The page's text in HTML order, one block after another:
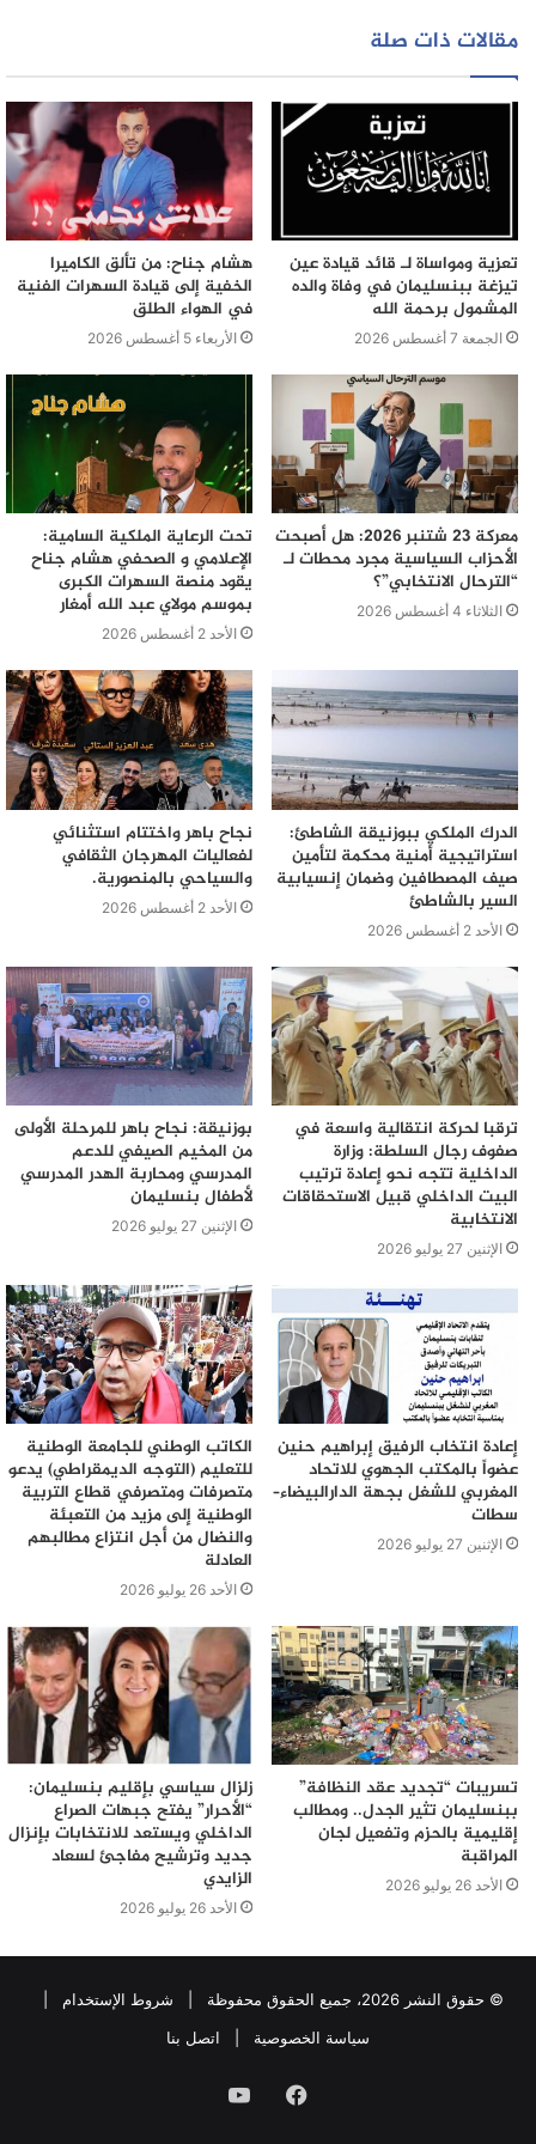
البسيطة دون الحاجة إلى البحث عن السعادة في الأمور
المعقدة والمادية.
إذا كنا نريد أن نعيش حياة مليئة بالسعادة والراحة، فلابد أن
نتعلم كيف نحافظ على البساطة في حياتنا. دعونا نعيد النظر في
أولوياتنا، ونتخلص من التعقيدات الزائدة، ونقدر الأشياء البسيطة
التي تجلب لنا الفرح والسعادة الحقيقية.
مقالات ذات صلة
تعزية ومواساة لـ قائد قيادة عين
تيزغة ببنسليمان في وفاة والده
المشمول برحمة الله
الجمعة 7 أغسطس 2026
هشام جناح: من تألق الكاميرا
الخفية إلى قيادة السهرات الفنية
في الهواء الطلق
الأربعاء 5 أغسطس 2026
معركة 23 شتنبر 2026: هل أصبحت
الأحزاب السياسية مجرد محطات لـ
“الترحال الانتخابي”؟
الثلاثاء 4 أغسطس 2026
تحت الرعاية الملكية السامية:
الإعلامي و الصحفي هشام جناح
يقود منصة السهرات الكبرى
بموسم مولاي عبد الله أمغار
الأحد 2 أغسطس 2026
الدرك الملكي ببوزنيقة الشاطئ:
استراتيجية أمنية محكمة لتأمين
صيف المصطافين وضمان إنسيابية
السير بالشاطئ
الأحد 2 أغسطس 2026
نجاح باهر واختتام استثنائي
لفعاليات المهرجان الثقافي
والسياحي بالمنصورية.
الأحد 2 أغسطس 2026
ترقبا لحركة انتقالية واسعة في
صفوف رجال السلطة: وزارة
الداخلية تتجه نحو إعادة ترتيب
البيت الداخلي قبيل الاستحقاقات
الانتخابية
الإثنين 27 يوليو 2026
بوزنيقة: نجاح باهر للمرحلة الأولى
من المخيم الصيفي للدعم
المدرسي ومحاربة الهدر المدرسي
لأطفال بنسليمان
الإثنين 27 يوليو 2026
إعادة انتخاب الرفيق إبراهيم حنين
عضواً بالمكتب الجهوي للاتحاد
المغربي للشغل بجهة الدارالبيضاء–
سطات
الإثنين 27 يوليو 2026
الكاتب الوطني للجامعة الوطنية
للتعليم (التوجه الديمقراطي) يدعو
متصرفات ومتصرفي قطاع التربية
الوطنية إلى مزيد من التعبئة
والنضال من أجل انتزاع مطالبهم
العادلة
الأحد 26 يوليو 2026
تسريبات “تجديد عقد النظافة”
ببنسليمان تثير الجدل.. ومطالب
إقليمية بالحزم وتفعيل لجان
المراقبة
الأحد 26 يوليو 2026
زلزال سياسي بإقليم بنسليمان:
“الأحرار” يفتح جبهات الصراع
الداخلي ويستعد للانتخابات بإنزال
جديد وترشيح مفاجئ لسعاد
الزايدي
الأحد 26 يوليو 2026
© حقوق النشر 2026، جميع الحقوق محفوظة | شروط الإستخدام
سياسة الخصوصية
اتصل بنا
فيسبوكيوتيوب